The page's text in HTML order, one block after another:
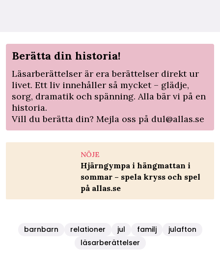
Berätta din historia!
Läsarberättelser är era berättelser direkt ur
livet. Ett liv innehåller så mycket – glädje,
sorg, dramatik och spänning. Alla bär vi på en
historia.
Vill du berätta din? Mejla oss på dul@allas.se
NÖJE
Hjärngympa i hängmattan i
sommar – spela kryss och spel
på allas.se
barnbarn relationer jul familj
julafton
läsarberättelser